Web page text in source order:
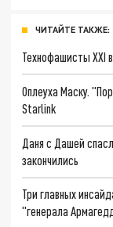
ЧИТАЙТЕ ТАКЖЕ:
Технофашисты XXI
Оплеуха Маску.
Starlink
Даня с Дашей
закончились
Три главных
"генерала